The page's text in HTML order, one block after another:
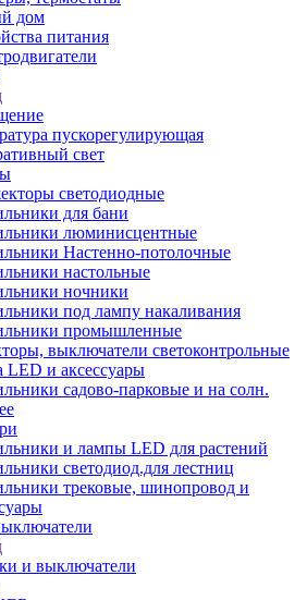
дом
питания
пускорегулирующая
свет
светодиодные
для бани
люминисцентные
Настенно-потолочные
настольные
ночники
под лампу накаливания
промышленные
выключатели светоконтрольные
LED и аксессуары
садово-парковые и на солн.
и лампы LED для растений
светодиод.для лестниц
трековые, шинопровод и
и выключатели